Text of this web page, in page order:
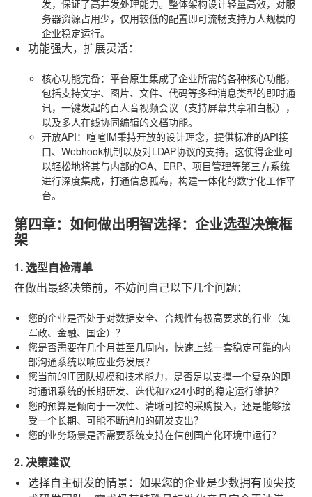
发，保证了高并发处理能力。整体架构设计轻量高效，对服
务器资源占用少，仅用较低的配置即可流畅支持万人规模的
企业稳定运行。
功能强大，扩展灵活：
核心功能完备：平台原生集成了企业所需的各种核心功能，
包括支持文字、图片、文件、代码等多种消息类型的即时通
讯，一键发起的百人音视频会议（支持屏幕共享和白板），
以及多人在线协同编辑的文档功能。
开放API：喧喧IM秉持开放的设计理念，提供标准的API接
口、Webhook机制以及对LDAP协议的支持。这使得企业可
以轻松地将其与内部的OA、ERP、项目管理等第三方系统
进行深度集成，打通信息孤岛，构建一体化的数字化工作平
台。
第四章：如何做出明智选择：企业选型决策框
架
1. 选型自检清单
在做出最终决策前，不妨问自己以下几个问题：
您的企业是否处于对数据安全、合规性有极高要求的行业（如
军政、金融、国企）？
您是否需要在几个月甚至几周内，快速上线一套稳定可靠的内
部沟通系统以响应业务发展？
您当前的IT团队规模和技术能力，是否足以支撑一个复杂的即
时通讯系统的长期研发、迭代和7x24小时的稳定运行维护？
您的预算是倾向于一次性、清晰可控的采购投入，还是能够接
受一个长期、可能不断追加的研发支出？
您的业务场景是否需要系统支持在信创国产化环境中运行？
2. 决策建议
选择自主研发的情景 ：如果您的企业是少数拥有顶尖技